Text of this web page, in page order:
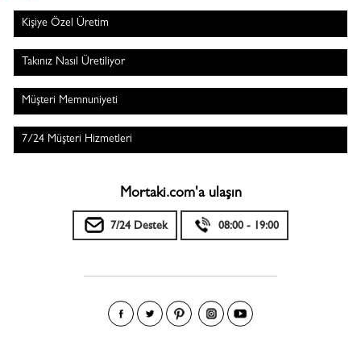
Kişiye Özel Üretim
Takınız Nasıl Üretiliyor
Müşteri Memnuniyeti
7/24 Müşteri Hizmetleri
Mortaki.com'a ulaşın
7/24 Destek 08:00 - 19:00